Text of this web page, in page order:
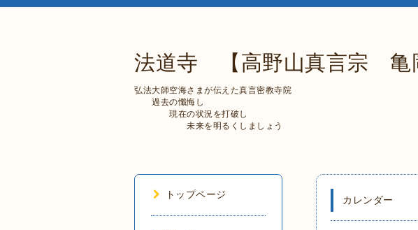
法道寺 【高野山真言宗 亀
弘法大師空海さまが伝えた真言密教寺院
過去の懺悔し
現在の状況を打破し
未来を明るくしましょう
カレンダー
トップページ